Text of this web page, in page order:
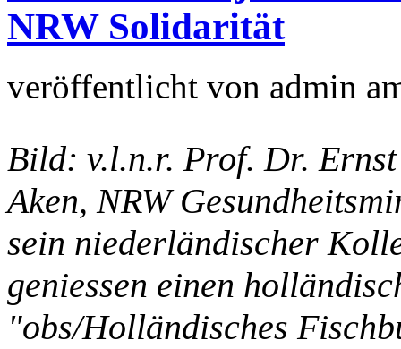
NRW Solidarität
veröffentlicht von admin
Bild: v.l.n.r. Prof. Dr.
Aken, NRW
sein niederländischer
geniessen einen
"obs/Holländisches